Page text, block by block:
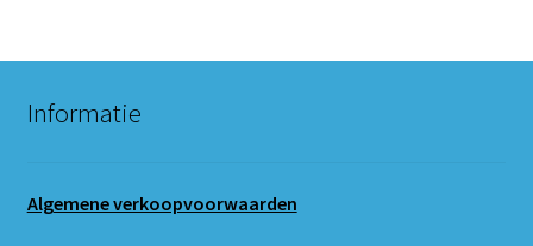
Informatie
Algemene verkoopvoorwaarden